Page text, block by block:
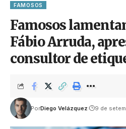
FAMOSOS
Famosos
Fábio Arruda,
consultor de
PorDiego Velázquez 9 de